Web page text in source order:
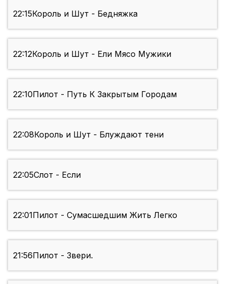
22:15Король и Шут - Бедняжка
22:12Король и Шут - Ели Мясо Мужики
22:10Пилот - Путь К Закрытым Городам
22:08Король и Шут - Блуждают тени
22:05Слот - Если
22:01Пилот - Сумасшедшим Жить Легко
21:56Пилот - Звери.